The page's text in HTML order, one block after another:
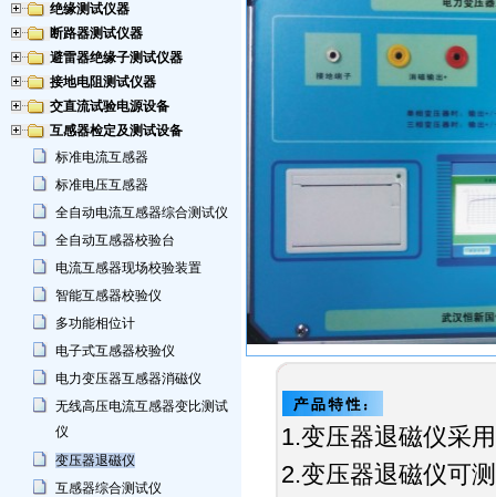
绝缘测试仪器
断路器测试仪器
避雷器绝缘子测试仪器
接地电阻测试仪器
交直流试验电源设备
互感器检定及测试设备
标准电流互感器
标准电压互感器
全自动电流互感器综合测试仪
全自动互感器校验台
电流互感器现场校验装置
智能互感器校验仪
多功能相位计
电子式互感器校验仪
电力变压器互感器消磁仪
无线高压电流互感器变比测试
仪
变压器退磁仪
互感器综合测试仪
1.变压器退磁仪采
2.变压器退磁仪可